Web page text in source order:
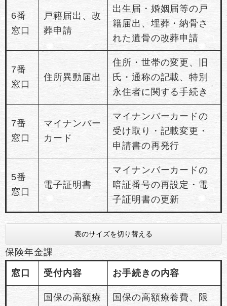
6番
窓口
戸籍届出、改
葬申請
出生届・婚姻届等の戸
籍届出、埋葬・納骨さ
れた遺骨の改葬申請
7番
窓口
住所異動届出
住所・世帯の変更、旧
氏・通称の記載、特別
永住者に関する手続き
7番
窓口
マイナンバー
カード
マイナンバーカードの
受け取り・記載変更・
申請書の再発行
5番
窓口
電子証明書
マイナンバーカードの
暗証番号の再設定・電
子証明書の更新
表のサイズを切り替える
保険年金課
窓口 受付内容 お手続きの内容
国保の高額療
国保の高額療養費、限